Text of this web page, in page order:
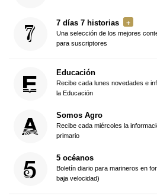
7 días 7 historias
Una selección de los mejores
para suscriptores
Educación
Recibe cada lunes novedades e
la Educación
Somos Agro
Recibe cada miércoles la
primario
5 océanos
Boletín diario para marineros en
baja velocidad)